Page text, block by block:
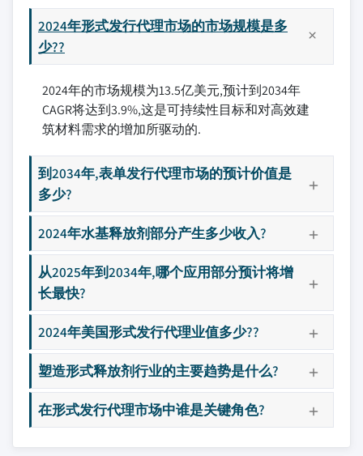
2024年形式发行代理市场的市场规模是多
少??
2024年的市场规模为13.5亿美元,预计到2034年
CAGR将达到3.9%,这是可持续性目标和对高效建
筑材料需求的增加所驱动的.
到2034年,表单发行代理市场的预计价值是
多少?
2024年水基释放剂部分产生多少收入?
从2025年到2034年,哪个应用部分预计将增
长最快?
2024年美国形式发行代理业值多少??
塑造形式释放剂行业的主要趋势是什么?
在形式发行代理市场中谁是关键角色?